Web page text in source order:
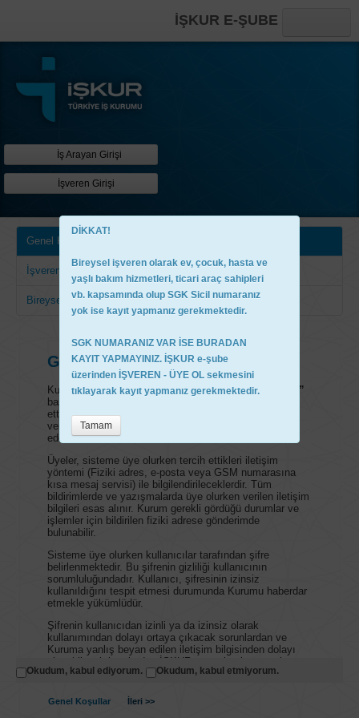
DİKKAT!
Bireysel işveren olarak ev, çocuk, hasta ve
yaşlı bakım hizmetleri, ticari araç sahipleri
vb. kapsamında olup SGK Sicil numaranız
yok ise kayıt yapmanız gerekmektedir.
SGK NUMARANIZ VAR İSE BURADAN
KAYIT YAPMAYINIZ. İŞKUR e-şube
üzerinden İŞVEREN - ÜYE OL sekmesini
tıklayarak kayıt yapmanız gerekmektedir.
Tamam
İŞKUR E-ŞUBE
Online İşlemler
İş Arayan Girişi
İşveren Girişi
Genel Koşullar
İşveren Kimlik Bilgileri
Bireysel İşveren Bilgileri
Okudum, kabul ediyorum. Okudum, kabul etmiyorum.
Genel Koşullar İleri >>